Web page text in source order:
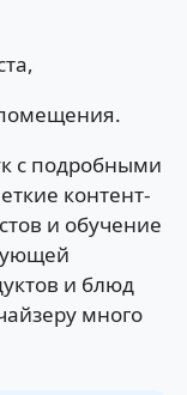
с подробными
контент-
и обучение
и блюд
много